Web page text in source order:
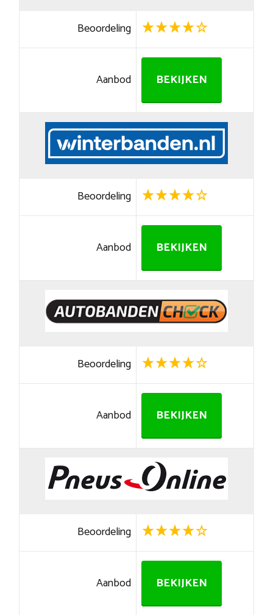
Beoordeling
Aanbod BEKIJKEN
Beoordeling
Aanbod BEKIJKEN
Beoordeling
Aanbod BEKIJKEN
Beoordeling
Aanbod BEKIJKEN